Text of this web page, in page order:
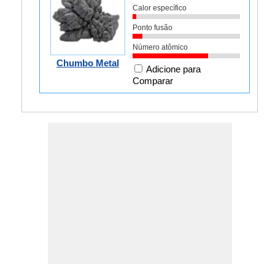
Chumbo Metal
Calor específico
Ponto fusão
Número atômico
Adicione para
Comparar